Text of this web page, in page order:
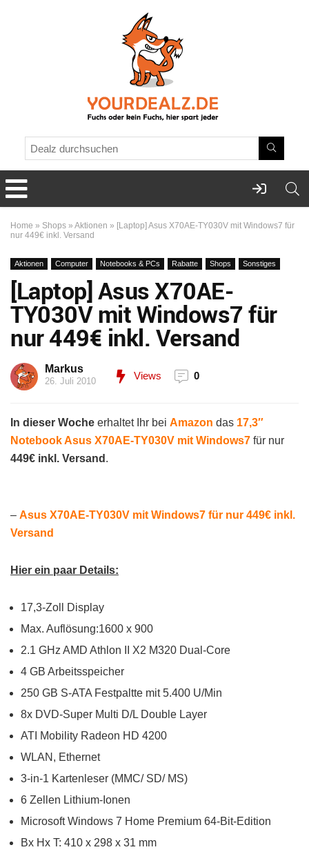
Home » Shops » Aktionen » [Laptop] Asus X70AE-TY030V mit Windows7 für
nur 449€ inkl. Versand
Aktionen Computer Notebooks & PCs Rabatte Shops Sonstiges
[Laptop] Asus X70AE-
TY030V mit Windows7 für
nur 449€ inkl. Versand
Markus
26. Juli 2010 Views 0
In dieser Woche erhaltet Ihr bei Amazon das 17,3″
Notebook Asus X70AE-TY030V mit Windows7 für nur
449€ inkl. Versand .
– Asus X70AE-TY030V mit Windows7 für nur 449€ inkl.
Versand
Hier ein paar Details:
17,3-Zoll Display
Max. Auflösung:1600 x 900
2.1 GHz AMD Athlon II X2 M320 Dual-Core
4 GB Arbeitsspeicher
250 GB S-ATA Festpaltte mit 5.400 U/Min
8x DVD-Super Multi D/L Double Layer
ATI Mobility Radeon HD 4200
WLAN, Ethernet
3-in-1 Kartenleser (MMC/ SD/ MS)
6 Zellen Lithium-Ionen
Microsoft Windows 7 Home Premium 64-Bit-Edition
Bx Hx T: 410 x 298 x 31 mm